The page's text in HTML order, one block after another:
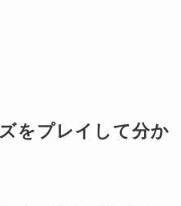
をプレイして分か